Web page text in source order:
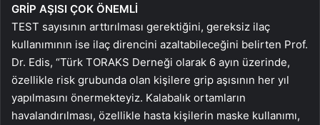
GRİP AŞISI ÇOK ÖNEMLİ
TEST sayısının arttırılması gerektiğini, gereksiz ilaç
kullanımının ise ilaç direncini azaltabileceğini belirten Prof.
Dr. Edis, “Türk TORAKS Derneği olarak 6 ayın üzerinde,
özellikle risk grubunda olan kişilere grip aşısının her yıl
yapılmasını önermekteyiz. Kalabalık ortamların
havalandırılması, özellikle hasta kişilerin maske kullanımı,